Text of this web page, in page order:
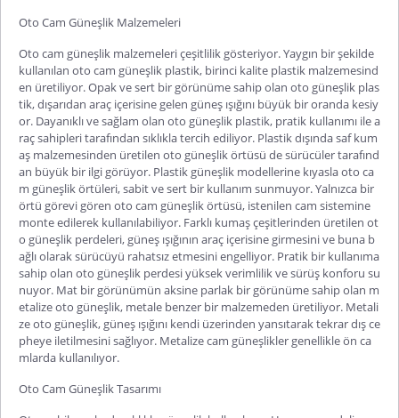
Oto Cam Güneşlik Malzemeleri
Oto cam güneşlik malzemeleri çeşitlilik gösteriyor. Yaygın bir şekilde
kullanılan oto cam güneşlik plastik, birinci kalite plastik malzemesind
en üretiliyor. Opak ve sert bir görünüme sahip olan oto güneşlik plas
tik, dışarıdan araç içerisine gelen güneş ışığını büyük bir oranda kesiy
or. Dayanıklı ve sağlam olan oto güneşlik plastik, pratik kullanımı ile a
raç sahipleri tarafından sıklıkla tercih ediliyor. Plastik dışında saf kum
aş malzemesinden üretilen oto güneşlik örtüsü de sürücüler tarafınd
an büyük bir ilgi görüyor. Plastik güneşlik modellerine kıyasla oto ca
m güneşlik örtüleri, sabit ve sert bir kullanım sunmuyor. Yalnızca bir
örtü görevi gören oto cam güneşlik örtüsü, istenilen cam sistemine
monte edilerek kullanılabiliyor. Farklı kumaş çeşitlerinden üretilen ot
o güneşlik perdeleri, güneş ışığının araç içerisine girmesini ve buna b
ağlı olarak sürücüyü rahatsız etmesini engelliyor. Pratik bir kullanıma
sahip olan oto güneşlik perdesi yüksek verimlilik ve sürüş konforu su
nuyor. Mat bir görünümün aksine parlak bir görünüme sahip olan m
etalize oto güneşlik, metale benzer bir malzemeden üretiliyor. Metali
ze oto güneşlik, güneş ışığını kendi üzerinden yansıtarak tekrar dış ce
pheye iletilmesini sağlıyor. Metalize cam güneşlikler genellikle ön ca
mlarda kullanılıyor.
Oto Cam Güneşlik Tasarımı